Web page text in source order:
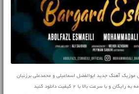
آهنگ جدید ابوالفضل اسماعیلی و محمدعلی برزنیان
و با سرعت بالا با 2 کیفیت دانلود کنید